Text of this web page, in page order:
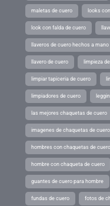
maletas de cuero looks
look con falda de cuero
llaveros de cuero hechos a mano
llavero de cuero limpieza
limpiar tapiceria de cuero
limpiadores de cuero
las mejores chaquetas de cuero
imagenes de chaquetas de
hombres con chaquetas de cuero
hombre con chaqueta de cuero
guantes de cuero para hombre
fundas de cuero fotos de